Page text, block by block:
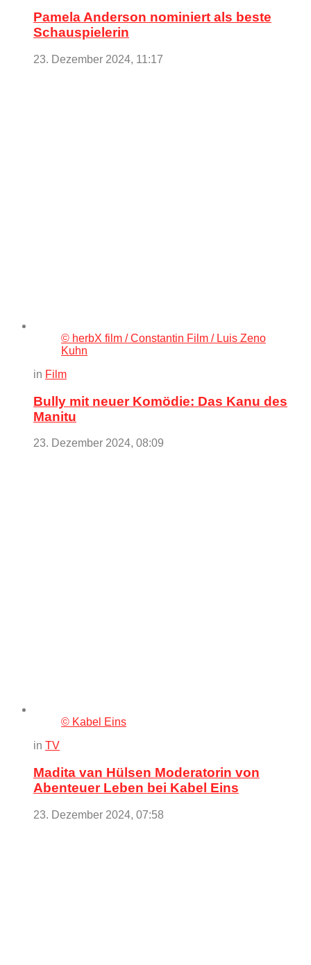
Pamela Anderson nominiert als beste
Schauspielerin
23. Dezember 2024, 11:17
© herbX film / Constantin Film / Luis Zeno
Kuhn
in Film
Bully mit neuer Komödie: Das Kanu des
Manitu
23. Dezember 2024, 08:09
© Kabel Eins
in TV
Madita van Hülsen Moderatorin von
Abenteuer Leben bei Kabel Eins
23. Dezember 2024, 07:58